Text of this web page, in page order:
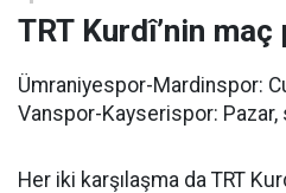
TRT Kurdî’nin maç
Ümraniyespor-Mardinspor:
Vanspor-Kayserispor: Pazar,
Her iki karşılaşma da TRT